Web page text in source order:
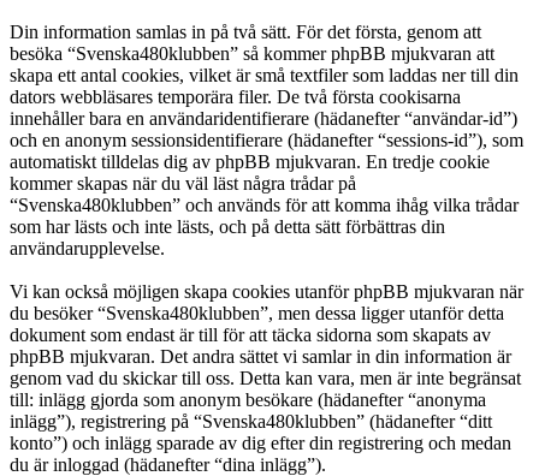
Din information samlas in på två sätt. För det första, genom att
besöka “Svenska480klubben” så kommer phpBB mjukvaran att
skapa ett antal cookies, vilket är små textfiler som laddas ner till din
dators webbläsares temporära filer. De två första cookisarna
innehåller bara en användaridentifierare (hädanefter “användar-id”)
och en anonym sessionsidentifierare (hädanefter “sessions-id”), som
automatiskt tilldelas dig av phpBB mjukvaran. En tredje cookie
kommer skapas när du väl läst några trådar på
“Svenska480klubben” och används för att komma ihåg vilka trådar
som har lästs och inte lästs, och på detta sätt förbättras din
användarupplevelse.
Vi kan också möjligen skapa cookies utanför phpBB mjukvaran när
du besöker “Svenska480klubben”, men dessa ligger utanför detta
dokument som endast är till för att täcka sidorna som skapats av
phpBB mjukvaran. Det andra sättet vi samlar in din information är
genom vad du skickar till oss. Detta kan vara, men är inte begränsat
till: inlägg gjorda som anonym besökare (hädanefter “anonyma
inlägg”), registrering på “Svenska480klubben” (hädanefter “ditt
konto”) och inlägg sparade av dig efter din registrering och medan
du är inloggad (hädanefter “dina inlägg”).